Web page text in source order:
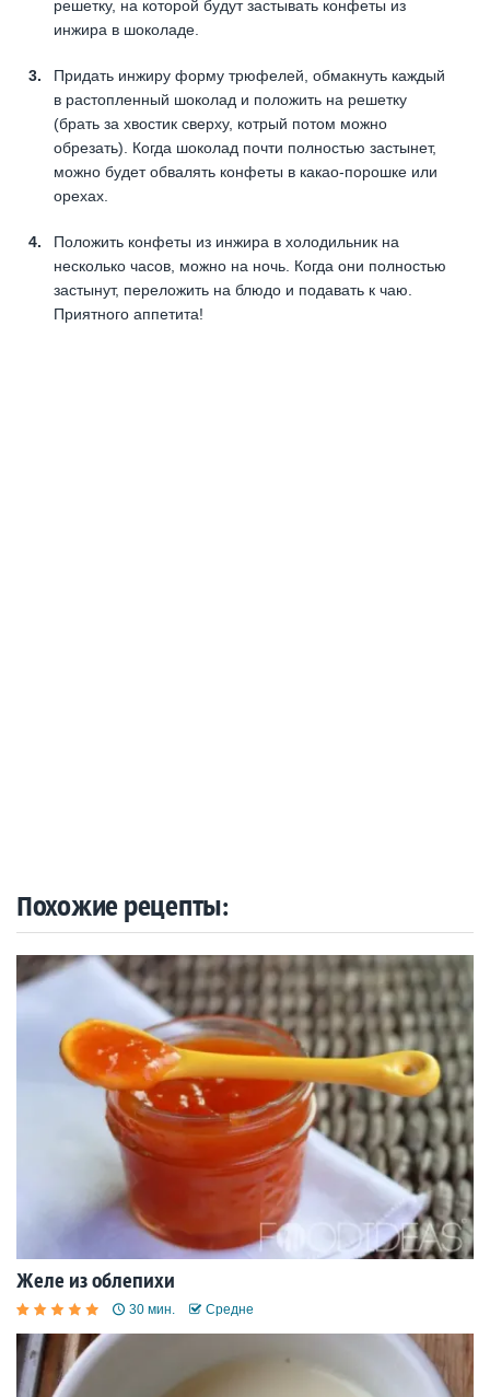
решетку, на которой будут застывать конфеты из
инжира в шоколаде.
Придать инжиру форму трюфелей, обмакнуть каждый
в растопленный шоколад и положить на решетку
(брать за хвостик сверху, котрый потом можно
обрезать). Когда шоколад почти полностью застынет,
можно будет обвалять конфеты в какао-порошке или
орехах.
Положить конфеты из инжира в холодильник на
несколько часов, можно на ночь. Когда они полностью
застынут, переложить на блюдо и подавать к чаю.
Приятного аппетита!
Похожие рецепты:
Желе из облепихи
30 мин. Средне